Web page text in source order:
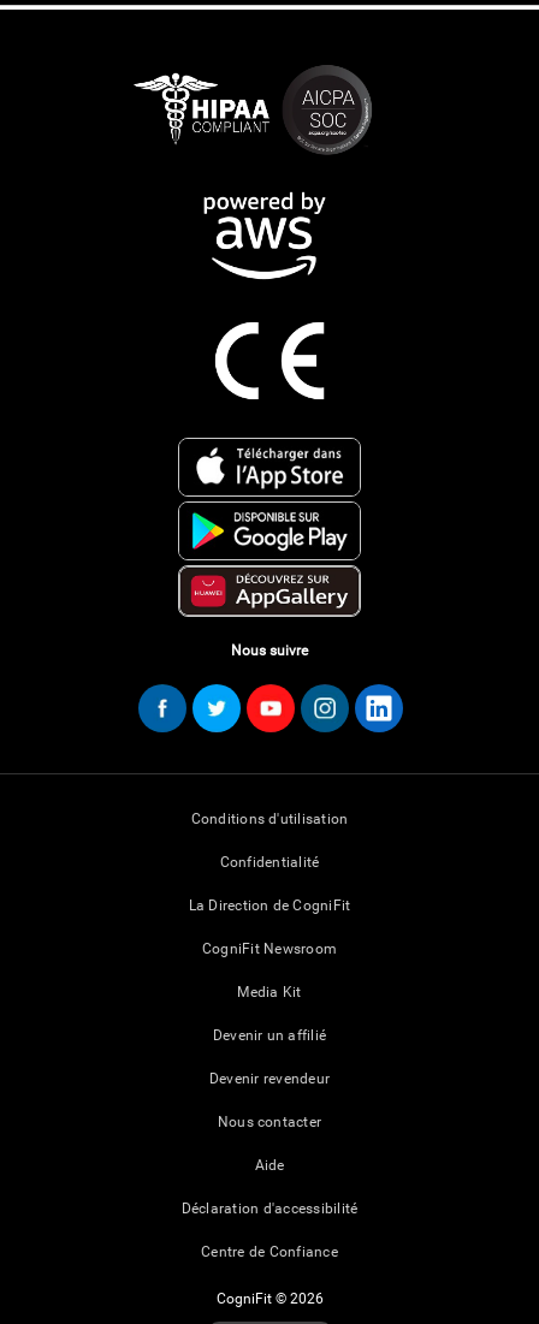
Nous suivre
Conditions d'utilisation
Confidentialité
La Direction de CogniFit
CogniFit Newsroom
Media Kit
Devenir un affilié
Devenir revendeur
Nous contacter
Aide
Déclaration d'accessibilité
Centre de Confiance
CogniFit © 2026